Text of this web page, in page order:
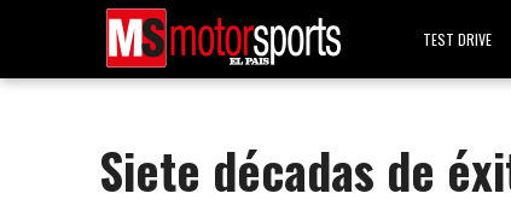
TEST DRIVE
Siete décadas de